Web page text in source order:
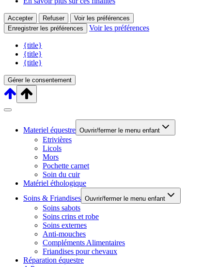
Accepter Refuser
Voir les préférences
Enregistrer les préférences
Voir les préférences
{title}
{title}
{title}
Gérer le consentement
Materiel équestre Ouvrir/fermer le menu enfant
Etrivières
Licols
Mors
Pochette carnet
Soin du cuir
Matériel éthologique
Soins & Friandises Ouvrir/fermer le menu enfant
Soins sabots
Soins crins et robe
Soins externes
Anti-mouches
Compléments Alimentaires
Friandises pour chevaux
Réparation équestre